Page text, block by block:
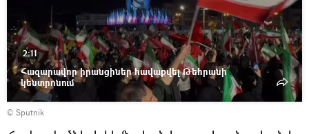
Հազարավոր իրանցիներ հավաքվել Թեհրանի
կենտրոնում
2:11
© Sputnik